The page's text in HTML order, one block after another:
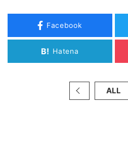
Facebook
B! Hatena
ALL